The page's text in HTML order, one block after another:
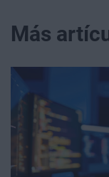
Más